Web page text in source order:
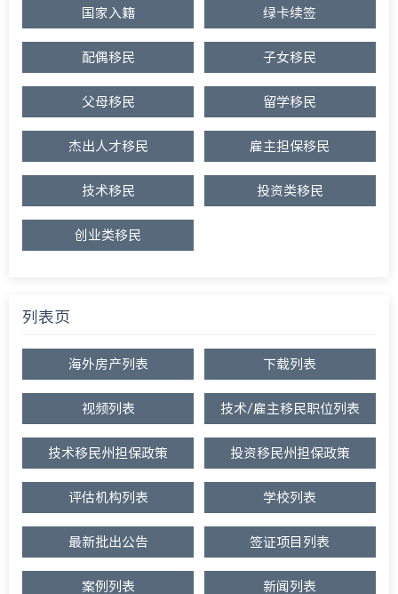
国家入籍 绿卡续签
配偶移民 子女移民
父母移民 留学移民
杰出人才移民 雇主担保移民
技术移民 投资类移民
创业类移民
列表页
海外房产列表 下载列表
视频列表 技术/雇主移民职位列表
技术移民州担保政策 投资移民州担保政策
评估机构列表 学校列表
最新批出公告 签证项目列表
案例列表 新闻列表